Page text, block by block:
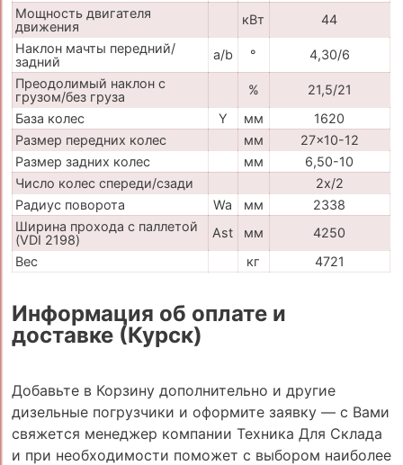
Мощность двигателя
движения
кВт
44
Наклон мачты передний/
задний
a/b °
4,30/6
Преодолимый наклон с
грузом/без груза
%
21,5/21
База колес
Y мм
1620
Размер передних колес
мм
27x10-12
Размер задних колес
мм
6,50-10
Число колес спереди/сзади
2x/2
Радиус поворота
Wa мм
2338
Ширина прохода с паллетой
(VDI 2198)
Ast мм
4250
Вес
кг 4721
Информация об оплате и
доставке (Курск)
Добавьте в Корзину дополнительно и другие
дизельные погрузчики и оформите заявку — с Вами
свяжется менеджер компании Техника Для Склада
и при необходимости поможет с выбором наиболее